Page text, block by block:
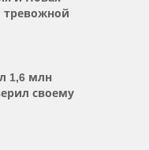
тревожной
1,6 млн
своему